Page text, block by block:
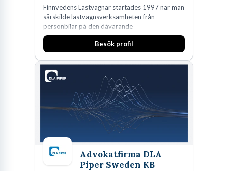
Finnvedens Lastvagnar startades 1997 när man
särskilde lastvagnsverksamheten från
personbilar på den dåvarande
huvudanläggningen i Värnamo. Sedan dess har
man expanderat kraftigt genom ett antal
den största privata återförsäljaren av Volvo
Lastvagnar och finns representerade på 20
orter i södra Sverige.
Besök profil
Advokatfirma DLA
Piper Sweden KB